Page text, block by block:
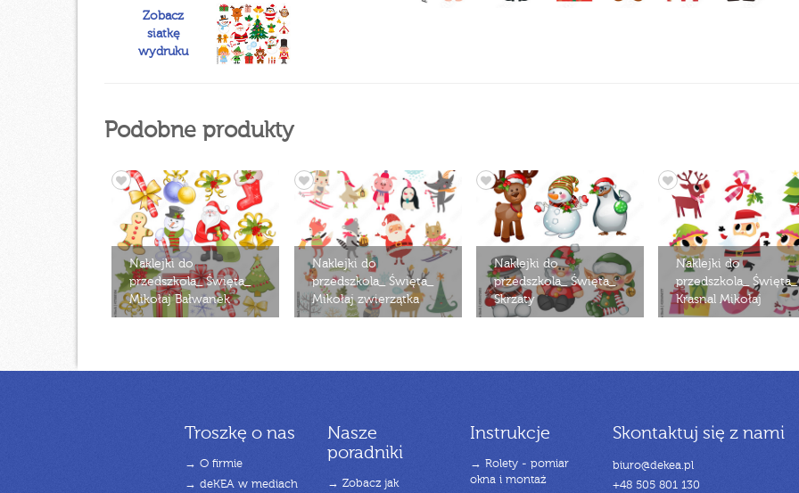
Zobacz
siatkę
wydruku
Podobne produkty
Naklejki do
przedszkola_ Święta_
Mikołaj Bałwanek
Naklejki do
przedszkola_ Święta_
Mikołaj zwierzątka
Naklejki do
przedszkola_ Święta_
Skrzaty
Naklejki do
przedszkola_ Święta_
Krasnal Mikołaj
Troszkę o nas
→ O firmie
→ deKEA w mediach
Nasze
poradniki
→ Zobacz jak
Instrukcje
→ Rolety - pomiar
okna i montaż
Skontaktuj się z nami
biuro@dekea.pl
+48 505 801 130